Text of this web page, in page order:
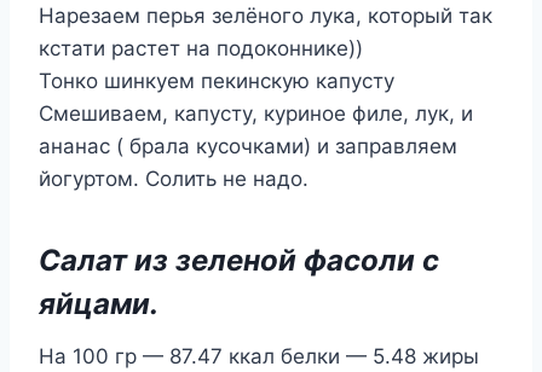
Нарезаем перья зелёного лука, который так
кстати растет на подоконнике))
Тонко шинкуем пекинскую капусту
Смешиваем, капусту, куриное филе, лук, и
ананас ( брала кусочками) и заправляем
йогуртом. Солить не надо.
Салат из зеленой фасоли с
яйцами.
На 100 гр — 87.47 ккал белки — 5.48 жиры